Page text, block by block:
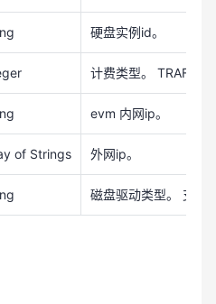
硬盘实例id。
计费类型。
evm 内网ip。
of Strings 外网ip。
磁盘驱动类型。 支持